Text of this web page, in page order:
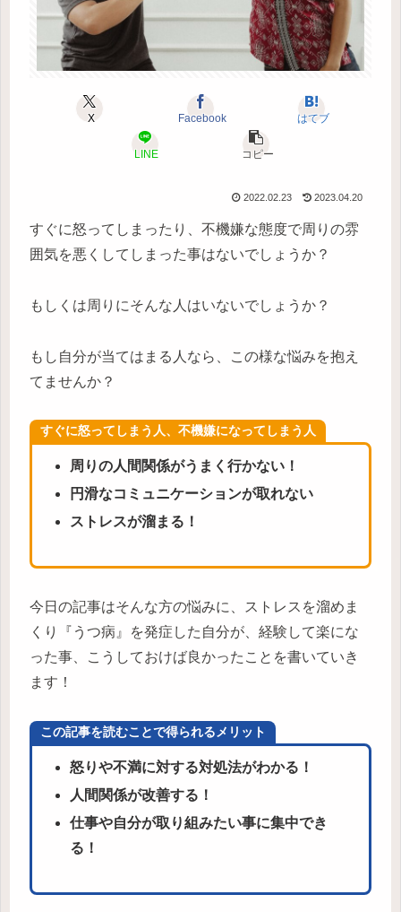
X Facebook はてブ
LINE コピー
2022.02.23 2023.04.20
すぐに怒ってしまったり、不機嫌な態度で周りの雰
囲気を悪くしてしまった事はないでしょうか？
もしくは周りにそんな人はいないでしょうか？
もし自分が当てはまる人なら、この様な悩みを抱え
てませんか？
すぐに怒ってしまう人、不機嫌になってしまう人
周りの人間関係がうまく行かない！
円滑なコミュニケーションが取れない
ストレスが溜まる！
今日の記事はそんな方の悩みに、ストレスを溜めま
くり『うつ病』を発症した自分が、経験して楽にな
った事、こうしておけば良かったことを書いていき
ます！
この記事を読むことで得られるメリット
怒りや不満に対する対処法がわかる！
人間関係が改善する！
仕事や自分が取り組みたい事に集中でき
る！